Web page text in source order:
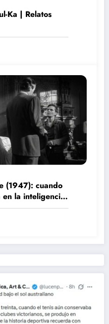
Ka | Relatos
(1947): cuando
la inteligencia